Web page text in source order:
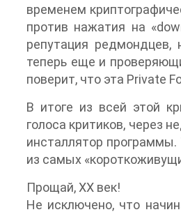
временем
против нажатия на
репутация редмондцев,
теперь еще и
поверит, что эта Private
В итоге из всей этой
голоса критиков, через
инсталлятор
из самых
Прощай, XX век!
Не исключено, что